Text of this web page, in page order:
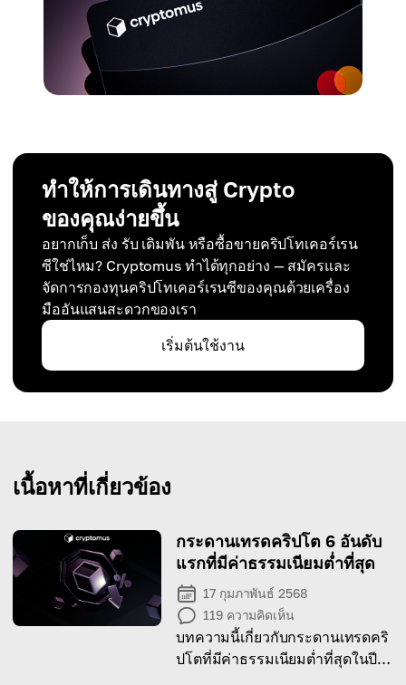
ทำให้การเดินทางสู่ Crypto
ของคุณง่ายขึ้น
อยากเก็บ ส่ง รับ เดิมพัน หรือซื้อขายคริปโทเคอร์เรน
ซีใช่ไหม? Cryptomus ทำได้ทุกอย่าง — สมัครและ
จัดการกองทุนคริปโทเคอร์เรนซีของคุณด้วยเครื่อง
มืออันแสนสะดวกของเรา
เริ่มต้นใช้งาน
เนื้อหาที่เกี่ยวข้อง
กระดานเทรดคริปโต 6 อันดับ
แรกที่มีค่าธรรมเนียมต่ำที่สุด
17 กุมภาพันธ์ 2568
119 ความคิดเห็น
บทความนี้เกี่ยวกับกระดานเทรดคริ
ปโตที่มีค่าธรรมเนียมต่ำที่สุดในปี